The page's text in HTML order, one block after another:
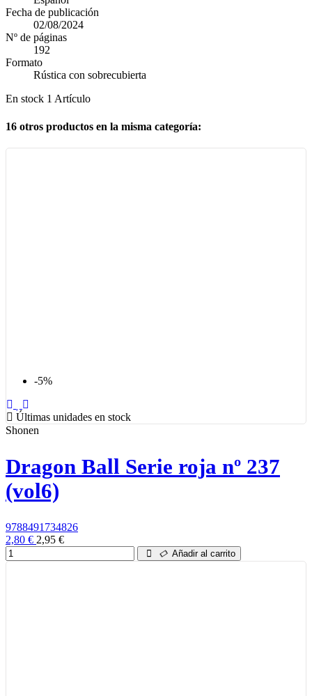
Fecha de publicación
02/08/2024
Nº de páginas
192
Formato
Rústica con sobrecubierta
En stock 1 Artículo
16 otros productos en la misma categoría:
-5%
Últimas unidades en stock
Shonen
Dragon Ball Serie roja nº 237
(vol6)
9788491734826
2,80 € 2,95 €
Añadir al carrito